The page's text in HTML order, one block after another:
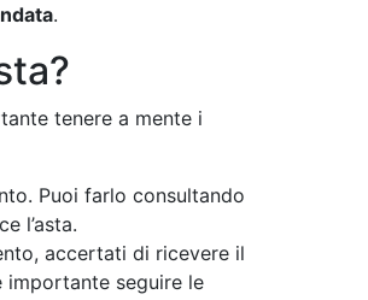
.
tenere a mente i
Puoi farlo consultando
l’asta.
accertati di ricevere il
importante seguire le